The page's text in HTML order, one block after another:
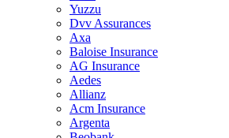
Yuzzu
Dvv Assurances
Axa
Baloise Insurance
AG Insurance
Aedes
Allianz
Acm Insurance
Argenta